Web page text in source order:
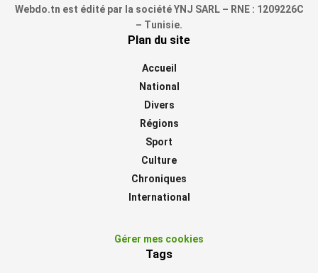
Webdo.tn est édité par la société YNJ SARL – RNE : 1209226C
– Tunisie.
Plan du site
Accueil
National
Divers
Régions
Sport
Culture
Chroniques
International
Gérer mes cookies
Tags